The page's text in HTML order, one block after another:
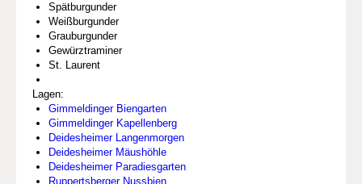
Spätburgunder
Weißburgunder
Grauburgunder
Gewürztraminer
St. Laurent
Lagen:
Gimmeldinger Biengarten
Gimmeldinger Kapellenberg
Deidesheimer Langenmorgen
Deidesheimer Mäushöhle
Deidesheimer Paradiesgarten
Ruppertsberger Nussbien